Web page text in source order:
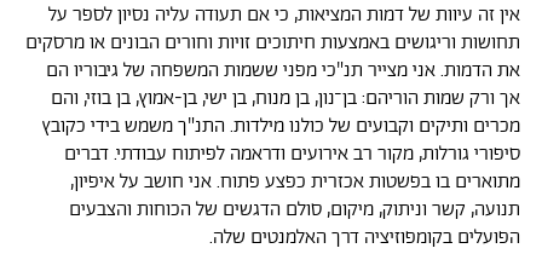
אין זה עיוות של דמות המציאות, כי אם תעודה עליה נסיון לספר על
תחושות וריגושים באמצעות חיתוכים זויות וחורים הבונים או מרסקים
את הדמות. אני מצייר תנ"כי מפני ששמות המשפחה של גיבוריו הם
אך ורק שמות הוריהם: בן־נון, בן מנוח, בן ישי, בן-אמוץ, בן בוזי, והם
מכרים ותיקים וקבועים של כולנו מילדות. התנ"ך משמש בידי כקובץ
סיפורי גורלות, מקור רב אירועים ודראמה לפיתוח עבודתי. דברים
מתוארים בו בפשטות אכזרית כפצע פתוח. אני חושב על איפיון,
תנועה, קשר וניתוק, מיקום, סולם הדגשים של הכוחות והצבעים
הפועלים בקומפוזיציה דרך האלמנטים שלה.